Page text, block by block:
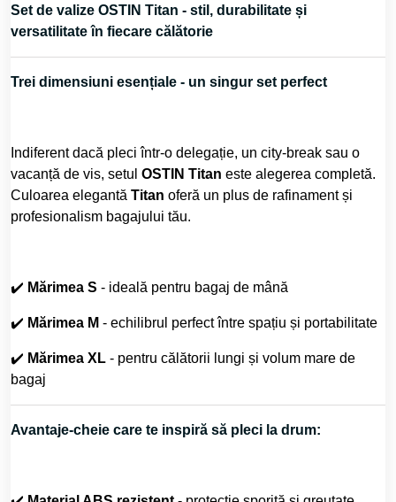
Set de valize OSTIN Titan - stil, durabilitate și
versatilitate în fiecare călătorie
Trei dimensiuni esențiale - un singur set perfect
Indiferent dacă pleci într-o delegație, un city-break sau o
vacanță de vis, setul OSTIN Titan este alegerea completă.
Culoarea elegantă Titan oferă un plus de rafinament și
profesionalism bagajului tău.
✔️ Mărimea S - ideală pentru bagaj de mână
✔️ Mărimea M - echilibrul perfect între spațiu și portabilitate
✔️ Mărimea XL - pentru călătorii lungi și volum mare de
bagaj
Avantaje-cheie care te inspiră să pleci la drum: